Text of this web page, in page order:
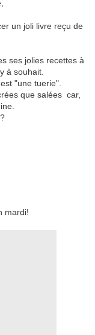
un joli livre reçu de
ses jolies recettes à
à souhait.
"une tuerie".
que salées car,
mardi!